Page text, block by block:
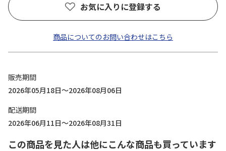
お気に入りに登録する
商品についてのお問い合わせはこちら
販売期間
2026年05月18日～2026年08月06日
配送期間
2026年06月11日～2026年08月31日
この商品を見た人は他にこんな商品も買っています